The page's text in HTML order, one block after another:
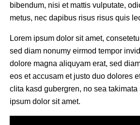
bibendum, nisi et mattis vulputate,
metus, nec dapibus risus risus quis
Lorem ipsum dolor sit amet,
sed diam nonumy eirmod tempor
dolore magna aliquyam erat, sed
eos et accusam et justo duo dolores
clita kasd gubergren, no sea takimata
ipsum dolor sit amet.